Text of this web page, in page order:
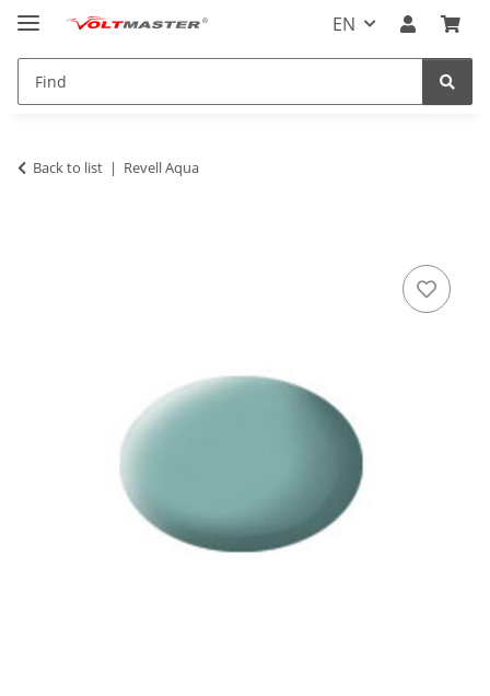
EN
Back to list Revell Aqua